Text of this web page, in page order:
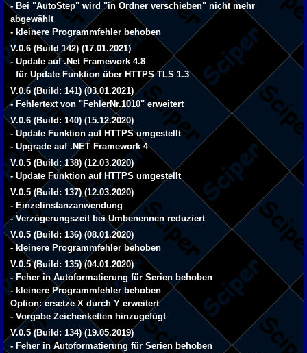
- Bei "AutoStep" wird "in Ordner verschieben" nicht mehr
abgewählt
- kleinere Programmfehler behoben
V.0.6 (Build 142) (17.01.2021)
- Update auf .Net Framework 4.8
für Update Funktion über HTTPS TLS 1.3
V.0.6 (Build: 141) (03.01.2021)
- Fehlertext von "FehlerNr.1010" erweitert
V.0.6 (Build: 140) (15.12.2020)
- Update Funktion auf HTTPS umgestellt
- Upgrade auf .NET Framework 4
V.0.5 (Build: 138) (12.03.2020)
- Update Funktion auf HTTPS umgestellt
V.0.5 (Build: 137) (12.03.2020)
- Einzelinstanzanwendung
- Verzögerungszeit bei Umbenennen reduziert
V.0.5 (Build: 136) (08.01.2020)
- kleinere Programmfehler behoben
V.0.5 (Build: 135) (04.01.2020)
- Feher in Autoformatierung für Serien behoben
- kleinere Programmfehler behoben
Option: ersetze X durch Y erweitert
- Vorgabe Zeichenketten hinzugefügt
V.0.5 (Build: 134) (19.05.2019)
- Feher in Autoformatierung für Serien behoben